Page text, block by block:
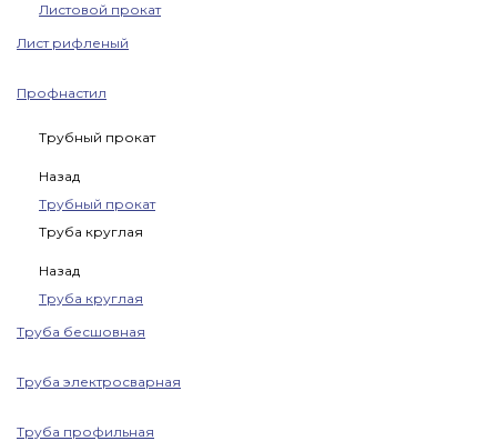
Листовой прокат
Лист рифленый
Профнастил
Трубный прокат
Назад
Трубный прокат
Труба круглая
Назад
Труба круглая
Труба бесшовная
Труба электросварная
Труба профильная